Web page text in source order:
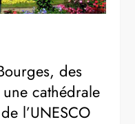
des
cathédrale
l’UNESCO